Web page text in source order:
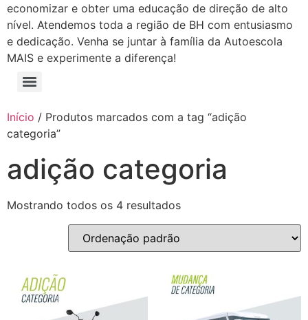
economizar e obter uma educação de direção de alto
nível. Atendemos toda a região de BH com entusiasmo
e dedicação. Venha se juntar à família da Autoescola
MAIS e experimente a diferença!
Início / Produtos marcados com a tag “adição
categoria”
adição categoria
Mostrando todos os 4 resultados